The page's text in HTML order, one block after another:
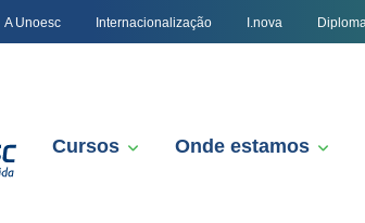
A Unoesc Internacionalização I.nova
Cursos Onde estamos